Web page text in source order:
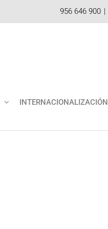
956 646 900 |
INTERNACIONALIZACIÓN